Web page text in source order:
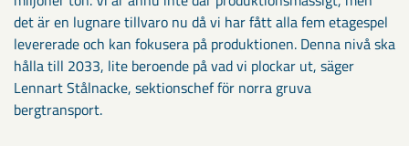
det är en lugnare tillvaro nu då vi har fått alla fem etagespel
levererade och kan fokusera på produktionen. Denna nivå ska
hålla till 2033, lite beroende på vad vi plockar ut, säger
Lennart Stålnacke, sektionschef för norra gruva
bergtransport.